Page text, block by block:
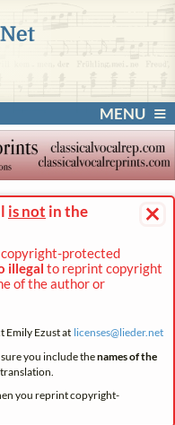
MENU
×
is not in the
protected
illegal to reprint copyright
of the author or
Emily Ezust at licenses@lieder.net
you include thenames of the
you reprint copyright-